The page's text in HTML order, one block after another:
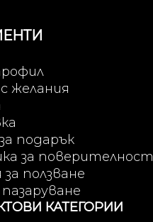
желания
подарък
за поверителност
за ползване
КАТЕГОРИИ